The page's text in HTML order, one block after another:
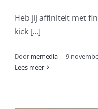
Heb jij affiniteit met
kick [...]
Door memedia | 9
Lees meer